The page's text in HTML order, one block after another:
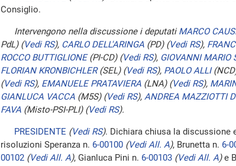
Consiglio.
Intervengono nella discussione i deputati MARCO
PdL) (Vedi RS), CARLO DELL'ARINGA (PD) (Vedi RS),
ROCCO BUTTIGLIONE(PI-CD) (Vedi RS), GIOVANNI MARIO
FLORIAN KRONBICHLER(SEL) (Vedi RS), PAOLO ALLI
(Vedi RS), EMANUELE PRATAVIERA (LNA) (Vedi RS),
GIANLUCA VACCA (M5S) (Vedi RS), ANDREA MAZZIOTTI
FAVA (Misto-PSI-PLI) (Vedi RS).
PRESIDENTE (Vedi RS). Dichiara chiusa la discussione
risoluzioni Speranza n. 6-00100 (Vedi All. A), Brunetta n. 6-
00102 (Vedi All. A), Gianluca Pini n. 6-00103 (Vedi All. A)e